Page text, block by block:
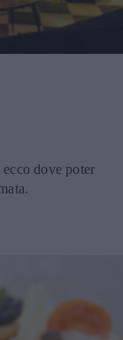
dove poter